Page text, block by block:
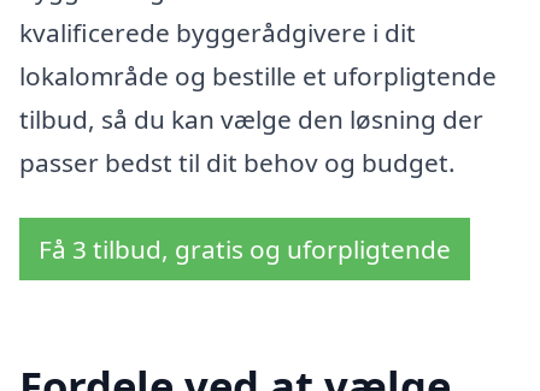
kvalificerede byggerådgivere i dit
lokalområde og bestille et uforpligtende
tilbud, så du kan vælge den løsning der
passer bedst til dit behov og budget.
Få 3 tilbud, gratis og uforpligtende